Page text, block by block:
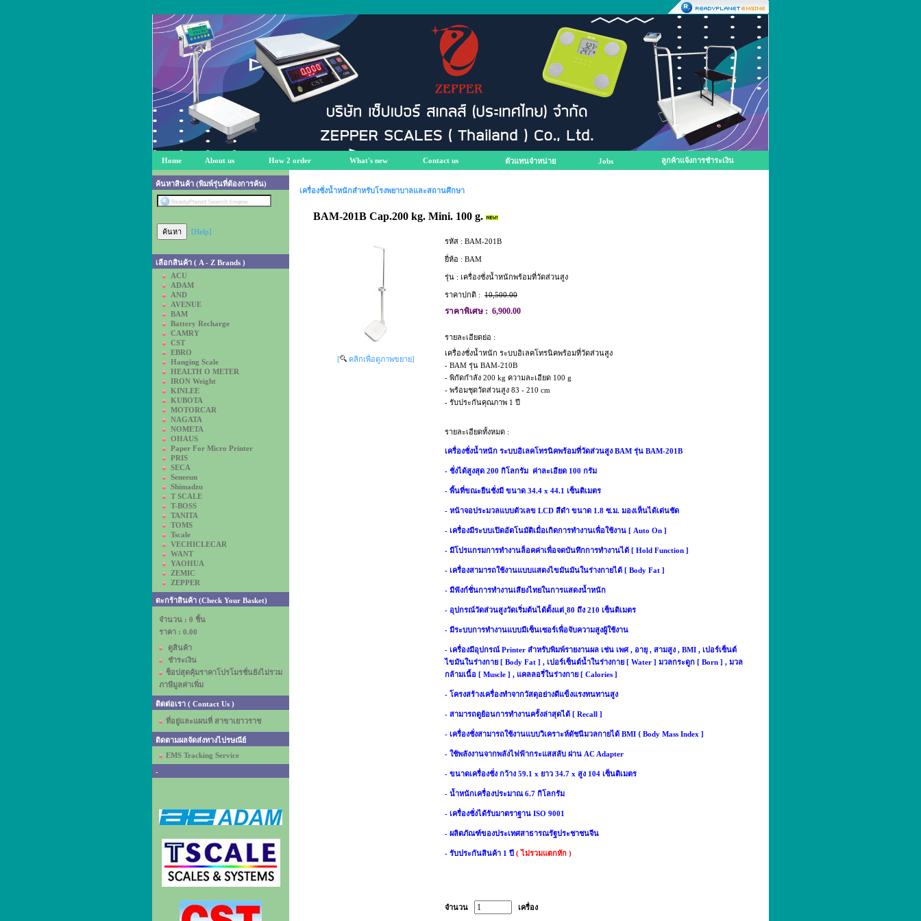
Home About us How 2 order What's new Contact us ตัวแทนจำหน่าย Jobs ลูกค้าแจ้งการชำระเงิน
ค้นหาสินค้า (พิมพ์รุ่นที่ต้องการค้น)
[Help]
เลือกสินค้า ( A - Z Brands )
ACU
ADAM
AND
AVENUE
BAM
Battery Recharge
CAMRY
CST
EBRO
Hanging Scale
HEALTH O METER
IRON Weight
KINLEE
KUBOTA
MOTORCAR
NAGATA
NOMETA
OHAUS
Paper For Micro Printer
PRIS
SECA
Seneeun
Shimadzu
T SCALE
T-BOSS
TANITA
TOMS
Tscale
VECHICLECAR
WANT
YAOHUA
ZEMIC
ZEPPER
ตะกร้าสินค้า (Check Your Basket)
จำนวน : 0 ชิ้น
ราคา : 0.00
ดูสินค้า
ชำระเงิน
ช็อปสุดคุ้มราคาโปรโมรชั่นยังไม่รวม
ภาษีมูลค่าเพิ่ม
ติดต่อเรา ( Contact Us )
ที่อยู่และแผนที่ สาขาเยาวราช
ติดตามผลจัดส่งทางไปรษณีย์
EMS Tracking Service
-
เครื่องชั่งน้ำหนักสำหรับโรงพยาบาลและสถานศึกษา
BAM-201B Cap.200 kg. Mini. 100 g.
[ คลิกเพื่อดูภาพขยาย]
รหัส : BAM-201B
ยี่ห้อ : BAM
รุ่น : เครื่องชั่งน้ำหนักพร้อมที่วัดส่วนสูง
ราคาปกติ : 10,500.00
ราคาพิเศษ : 6,900.00
รายละเอียดย่อ :
เครื่องชั่งน้ำหนัก ระบบอิเลคโทรนิคพร้อมที่วัดส่วนสูง
- BAM รุ่น BAM-210B
- พิกัดกำลัง 200 kg ความละเอียด 100 g
- พร้อมชุดวัดส่วนสูง 83 - 210 cm
- รับประกันคุณภาพ 1 ปี
รายละเอียดทั้งหมด :
เครื่องชั่งน้ำหนัก ระบบอิเลคโทรนิคพร้อมที่วัดส่วนสูง BAM รุ่น BAM-201B
- ชั่งได้สูงสุด 200 กิโลกรัม ค่าละเอียด 100 กรัม
- พื้นที่ขณะยืนชั่งมี ขนาด 34.4 x 44.1 เซ็นติเมตร
- หน้าจอประมวลแบบตัวเลข LCD สีดำ ขนาด 1.8 ซ.ม. มองเห็นได้เด่นชัด
- เครื่องมีระบบเปิดอัตโนมัติเมื่อเกิดการทำงานเพื่อใช้งาน [ Auto On ]
- มีโปรแกรมการทำงานล็อคค่าเพื่อจดบันทึกการทำงานได้ [ Hold Function ]
- เครื่องสามารถใช้งานแบบแสดงไขมันมันในร่างกายได้ [ Body Fat ]
- มีฟังก์ชั่นการทำงานเสียงไทยในการแสดงน้ำหนัก
- อุปกรณ์วัดส่วนสูงวัดเริ่มต้นได้ตั้งแต่ ุ80 ถึง 210 เซ็นติเมตร
- มีระบบการทำงานแบบมีเซ็นเซอร์เพื่อจับความสูงผู้ใช้งาน
- เครื่องมีอุปกรณ์ Printer สำหรับพิมพ์รายงานผล เช่น เพศ , อายุ , สามสูง , BMI , เปอร์เซ็นต์
ไขมันในร่างกาย [ Body Fat ] , เปอร์เซ็นต์น้ำในร่างกาย [ Water ] มวลกระดูก [ Born ] , มวล
กล้ามเนื้อ [ Muscle ] , แคลลอรี่ในร่างกาย [ Calories ]
- โครงสร้างเครื่องทำจากวัสดุอย่างดีแข็งแรงทนทานสูง
- สามารถดูย้อนการทำงานครั้งล่าสุดได้ [ Recall ]
- เครื่องชั่งสามารถใช้งานแบบวิเคราะห์ดัชนีมวลกายได้ BMI { Body Mass Index ]
- ใช้พลังงานจากพลังไฟฟ้ากระแสสลับ ผ่าน AC Adapter
- ขนาดเครื่องชั่ง กว้าง 59.1 x ยาว 34.7 x สูง 104 เซ็นติเมตร
- น้ำหนักเครื่องประมาณ 6.7 กิโลกรัม
- เครื่องชั่งได้รับมาตราฐาน ISO 9001
- ผลิตภัณฑ์ของประเทศสาธารณรัฐประชาชนจีน
- รับประกันสินค้า 1 ปี ( ไม่รวมแตกหัก )
จำนวน เครื่อง